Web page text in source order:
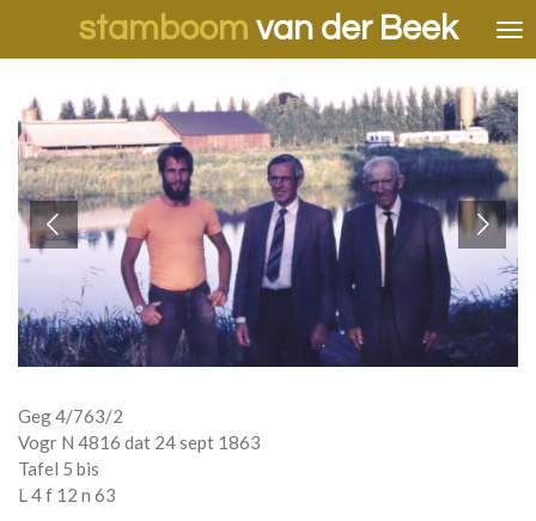
de
hoofdinhoud
stamboom van der Beek
Geg 4/763/2
Vogr N 4816 dat 24 sept 1863
Tafel 5 bis
L 4 f 12 n 63